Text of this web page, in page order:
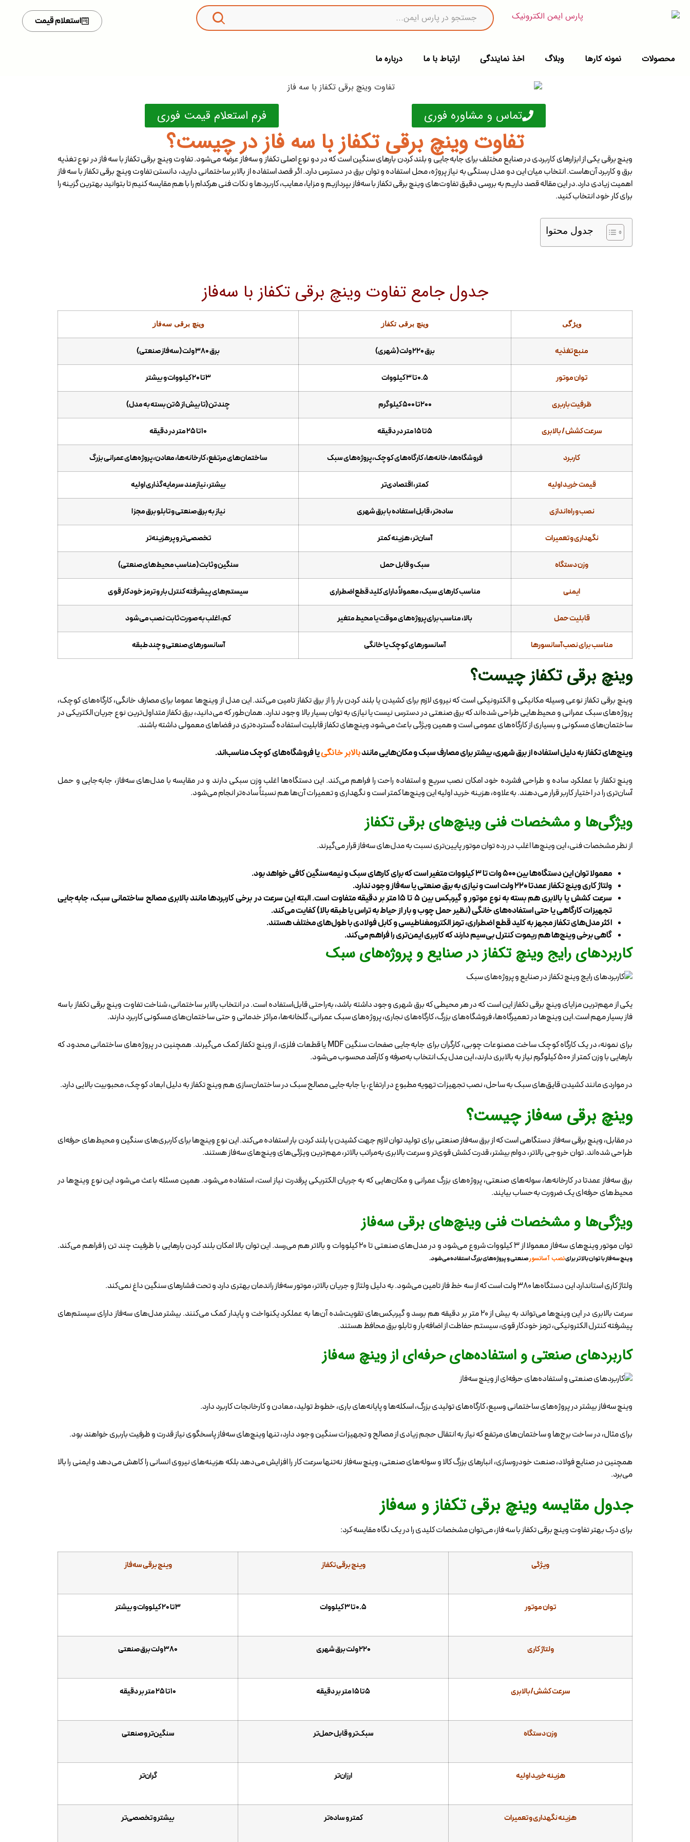
استعلام قیمت
محصولات نمونه کارها وبلاگ اخذ نمایندگی ارتباط با ما درباره ما
تماس و مشاوره فوری فرم استعلام قیمت فوری
تفاوت وینچ‌ برقی تکفاز با سه فاز در چیست؟
وینچ‌ برقی یکی از ابزارهای کاربردی در صنایع مختلف برای جابه‌جایی و بلند کردن بارهای سنگین است که در دو نوع اصلی تکفاز و سه‌فاز عرضه می‌شود. تفاوت وینچ‌ برقی تکفاز با سه فاز در نوع تغذیه
برق و کاربرد آن‌هاست. انتخاب میان این دو مدل بستگی به نیاز پروژه، محل استفاده و توان برق در دسترس دارد. اگر قصد استفاده از بالابر ساختمانی دارید، دانستن تفاوت وینچ‌ برقی تکفاز با سه فاز
اهمیت زیادی دارد.در این مقاله قصد داریم به بررسی دقیق تفاوت‌های وینچ‌ برقی تکفاز با سه‌فاز بپردازیم و مزایا، معایب، کاربردها و نکات فنی هرکدام را با هم مقایسه کنیم تا بتوانید بهترین گزینه را
برای کار خود انتخاب کنید.
جدول محتوا
جدول جامع تفاوت وینچ‌ برقی تکفاز با سه‌فاز
ویژگی وینچ برقی تکفاز وینچ برقی سه‌فاز
منبع تغذیه برق ۲۲۰ ولت (شهری) برق ۳۸۰ ولت (سه‌فاز صنعتی)
توان موتور ۰.۵ تا ۳ کیلووات ۳ تا ۲۰ کیلووات و بیشتر
ظرفیت باربری ۲۰۰ تا ۵۰۰ کیلوگرم چند تن (تا بیش از ۵ تن بسته به مدل)
سرعت کشش / بالابری ۵ تا ۱۵ متر در دقیقه ۱۰ تا ۲۵ متر در دقیقه
کاربرد فروشگاه‌ها، خانه‌ها، کارگاه‌های کوچک، پروژه‌های سبک ساختمان‌های مرتفع، کارخانه‌ها، معادن، پروژه‌های عمرانی بزرگ
قیمت خرید اولیه کمتر، اقتصادی‌تر بیشتر، نیازمند سرمایه‌گذاری اولیه
نصب و راه‌اندازی ساده‌تر، قابل استفاده با برق شهری نیاز به برق صنعتی و تابلو برق مجزا
نگهداری و تعمیرات آسان‌تر، هزینه کمتر تخصصی‌تر و پرهزینه‌تر
وزن دستگاه سبک و قابل حمل سنگین و ثابت (مناسب محیط‌های صنعتی)
ایمنی مناسب کارهای سبک، معمولاً دارای کلید قطع اضطراری سیستم‌های پیشرفته کنترل بار و ترمز خودکار قوی
قابلیت حمل بالا، مناسب برای پروژه‌های موقت یا محیط متغیر کم، اغلب به صورت ثابت نصب می‌شود
مناسب برای نصب آسانسورها آسانسورهای کوچک یا خانگی آسانسورهای صنعتی و چند طبقه
وینچ برقی تکفاز چیست؟
وینچ برقی تکفاز نوعی وسیله مکانیکی و الکترونیکی است که نیروی لازم برای کشیدن یا بلند کردن بار را از برق تکفاز تامین می‌کند. این مدل از وینچ‌ها عموما برای مصارف خانگی، کارگاه‌های کوچک،
پروژه‌های سبک عمرانی و محیط‌هایی طراحی شده‌اند که برق صنعتی در دسترس نیست یا نیازی به توان بسیار بالا وجود ندارد. همان‌طور که می‌دانید، برق تکفاز متداول‌ترین نوع جریان الکتریکی در
ساختمان‌های مسکونی و بسیاری از کارگاه‌های عمومی است و همین ویژگی باعث می‌شود وینچ‌های تکفاز قابلیت استفاده گسترده‌تری در فضاهای معمولی داشته باشند.
وینچ‌های تکفاز به دلیل استفاده از برق شهری، بیشتر برای مصارف سبک و مکان‌هایی مانندبالابر خانگییا فروشگاه‌های کوچک مناسب‌اند.
وینچ تکفاز با عملکرد ساده و طراحی فشرده خود امکان نصب سریع و استفاده راحت را فراهم می‌کند. این دستگاه‌ها اغلب وزن سبکی دارند و در مقایسه با مدل‌های سه‌فاز، جابه‌جایی و حمل
آسان‌تری را در اختیار کاربر قرار می‌دهند. به‌علاوه، هزینه خرید اولیه این وینچ‌ها کمتر است و نگهداری و تعمیرات آن‌ها هم نسبتاً ساده‌تر انجام می‌شود.
ویژگی‌ها و مشخصات فنی وینچ‌های برقی تکفاز
از نظر مشخصات فنی، این وینچ‌ها اغلب در رده توان موتور پایین‌تری نسبت به مدل‌های سه‌فاز قرار می‌گیرند.
معمولا توان این دستگاه‌ها بین ۵۰۰ وات تا ۳ کیلووات متغیر است که برای کارهای سبک و نیمه‌سنگین کافی خواهد بود.
ولتاژ کاری وینچ تکفاز عمدتا ۲۲۰ ولت است و نیازی به برق صنعتی یا سه‌فاز وجود ندارد.
سرعت کشش یا بالابری هم بسته به نوع موتور و گیربکس بین ۵ تا ۱۵ متر بر دقیقه متفاوت است. البته این سرعت در برخی کاربردها مانند بالابری مصالح ساختمانی سبک، جابه‌جایی
تجهیزات کارگاهی یا حتی استفاده‌های خانگی (نظیر حمل چوب و بار از حیاط به تراس یا طبقه بالا) کفایت می‌کند.
اکثر مدل‌های تکفاز مجهز به کلید قطع اضطراری، ترمز الکترومغناطیسی و کابل فولادی با طول‌های مختلف هستند.
گاهی برخی وینچ‌ها هم ریموت کنترل بی‌سیم دارند که کاربری ایمن‌تری را فراهم می‌کند.
کاربردهای رایج وینچ تکفاز در صنایع و پروژه‌های سبک
یکی از مهم‌ترین مزایای وینچ برقی تکفاز این است که در هر محیطی که برق شهری وجود داشته باشد، به‌راحتی قابل‌استفاده است. در انتخاب بالابر ساختمانی، شناخت تفاوت وینچ‌ برقی تکفاز با سه
فاز بسیار مهم است.این وینچ‌ها در تعمیرگاه‌ها، فروشگاه‌های بزرگ، کارگاه‌های نجاری، پروژه‌های سبک عمرانی، گلخانه‌ها، مراکز خدماتی و حتی ساختمان‌های مسکونی کاربرد دارند.
برای نمونه، در یک کارگاه کوچک ساخت مصنوعات چوبی، کارگران برای جابه‌جایی صفحات سنگین MDF یا قطعات فلزی، از وینچ تکفاز کمک می‌گیرند. همچنین در پروژه‌های ساختمانی محدود که
بارهایی با وزن کمتر از ۵۰۰ کیلوگرم نیاز به بالابری دارند، این مدل یک انتخاب به‌صرفه و کارآمد محسوب می‌شود.
در مواردی مانند کشیدن قایق‌های سبک به ساحل، نصب تجهیزات تهویه مطبوع در ارتفاع، یا جابه‌جایی مصالح سبک در ساختمان‌سازی هم وینچ تکفاز به دلیل ابعاد کوچک، محبوبیت بالایی دارد.
وینچ برقی سه‌فاز چیست؟
در مقابل، وینچ برقی سه‌فاز دستگاهی است که از برق سه‌فاز صنعتی برای تولید توان لازم جهت کشیدن یا بلند کردن بار استفاده می‌کند. این نوع وینچ‌ها برای کاربری‌های سنگین و محیط‌های حرفه‌ای
طراحی شده‌اند. توان خروجی بالاتر، دوام بیشتر، قدرت کشش قوی‌تر و سرعت بالابری به‌مراتب بالاتر، مهم‌ترین ویژگی‌های وینچ‌های سه‌فاز هستند.
برق سه‌فاز عمدتا در کارخانه‌ها، سوله‌های صنعتی، پروژه‌های بزرگ عمرانی و مکان‌هایی که به جریان الکتریکی پرقدرت نیاز است، استفاده می‌شود. همین مسئله باعث می‌شود این نوع وینچ‌ها در
محیط‌های حرفه‌ای یک ضرورت به‌حساب بیایند.
ویژگی‌ها و مشخصات فنی وینچ‌های برقی سه‌فاز
توان موتور وینچ‌های سه‌فاز معمولا از ۳ کیلووات شروع می‌شود و در مدل‌های صنعتی تا ۲۰ کیلووات و بالاتر هم می‌رسد. این توان بالا امکان بلند کردن بارهایی با ظرفیت چند تن را فراهم می‌کند.
وینچ سه‌فاز با توان بالاتر براینصب آسانسورصنعتی و پروژه‌های بزرگ استفاده می‌شود.
ولتاژ کاری استاندارد این دستگاه‌ها ۳۸۰ ولت است که از سه خط فاز تامین می‌شود. به دلیل ولتاژ و جریان بالاتر، موتور سه‌فاز راندمان بهتری دارد و تحت فشارهای سنگین داغ نمی‌کند.
سرعت بالابری در این وینچ‌ها می‌تواند به بیش از ۲۰ متر بر دقیقه هم برسد و گیربکس‌های تقویت‌شده آن‌ها به عملکرد یکنواخت و پایدار کمک می‌کنند. بیشتر مدل‌های سه‌فاز دارای سیستم‌های
پیشرفته کنترل الکترونیکی، ترمز خودکار قوی، سیستم حفاظت از اضافه‌بار و تابلو برق محافظ هستند.
کاربردهای صنعتی و استفاده‌های حرفه‌ای از وینچ سه‌فاز
وینچ سه‌فاز بیشتر در پروژه‌های ساختمانی وسیع، کارگاه‌های تولیدی بزرگ، اسکله‌ها و پایانه‌های باری، خطوط تولید، معادن و کارخانجات کاربرد دارد.
برای مثال، در ساخت برج‌ها و ساختمان‌های مرتفع که نیاز به انتقال حجم زیادی از مصالح و تجهیزات سنگین وجود دارد، تنها وینچ‌های سه‌فاز پاسخگوی نیاز قدرت و ظرفیت باربری خواهند بود.
همچنین در صنایع فولاد، صنعت خودروسازی، انبارهای بزرگ کالا و سوله‌های صنعتی، وینچ سه‌فاز نه‌تنها سرعت کار را افزایش می‌دهد بلکه هزینه‌های نیروی انسانی را کاهش می‌دهد و ایمنی را بالا
می‌برد.
جدول مقایسه وینچ‌ برقی تکفاز و سه‌فاز
برای درک بهتر تفاوت وینچ‌ برقی تکفاز با سه فاز، می‌توان مشخصات کلیدی را در یک نگاه مقایسه کرد:
ویژگی وینچ برقی تکفاز وینچ برقی سه‌فاز
توان موتور ۰.۵ تا ۳ کیلووات ۳ تا ۲۰ کیلووات و بیشتر
ولتاژ کاری ۲۲۰ ولت برق شهری ۳۸۰ ولت برق صنعتی
سرعت کشش/بالابری ۵ تا ۱۵ متر بر دقیقه ۱۰ تا ۲۵ متر بر دقیقه
وزن دستگاه سبک‌تر و قابل‌حمل‌تر سنگین‌تر و صنعتی
هزینه خرید اولیه ارزان‌تر گران‌تر
هزینه نگهداری و تعمیرات کمتر و ساده‌تر بیشتر و تخصصی‌تر